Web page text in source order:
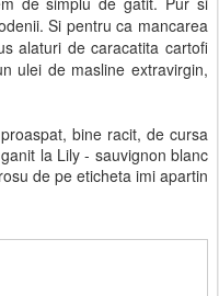
Si pentru ca mancarea
alaturi de caracatita cartofi
ulei de masline extravirgin,
bine racit, de cursa
la Lily - sauvignon blanc
de pe eticheta imi apartin